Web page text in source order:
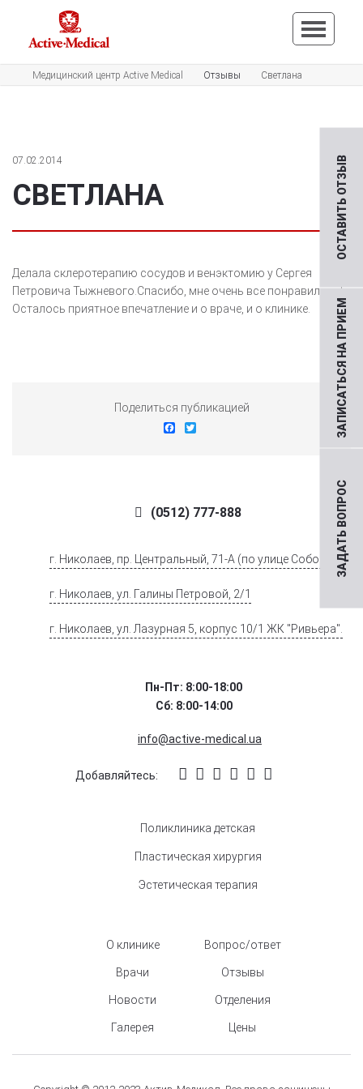
ЗАДАТЬ ВОПРОС
ЗАПИСАТЬСЯ НА ПРИЕМ
ОСТАВИТЬ ОТЗЫВ
Медицинский центр Active Medical Отзывы Светлана
07.02.2014
СВЕТЛАНА
Делала склеротерапию сосудов и венэктомию у Сергея
Петровича Тыжневого.Спасибо, мне очень все понравилось!
Осталось приятное впечатление и о враче, и о клинике.
Поделиться публикацией
Facebook
(0512) 777-888
г. Николаев, пр. Центральный, 71-А (по улице Соборной)
г. Николаев, ул. Галины Петровой, 2/1
г. Николаев, ул. Лазурная 5, корпус 10/1 ЖК "Ривьера".
Пн-Пт: 8:00-18:00
Сб: 8:00-14:00
info@active-medical.ua
Добавляйтесь:
Поликлиника детская
Пластическая хирургия
Эстетическая терапия
О клинике
Врачи
Новости
Галерея
Вопрос/ответ
Отзывы
Отделения
Цены